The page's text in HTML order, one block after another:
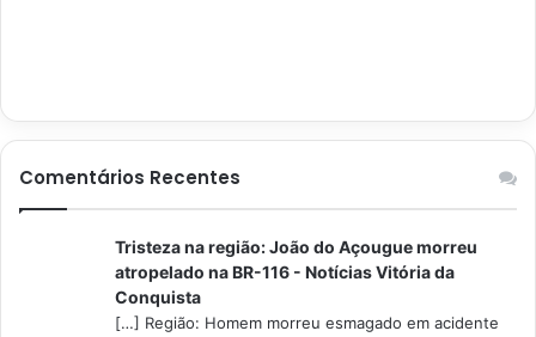
Comentários Recentes
Tristeza na região: João do Açougue morreu
atropelado na BR-116 - Notícias Vitória da
Conquista
[…] Região: Homem morreu esmagado em acidente